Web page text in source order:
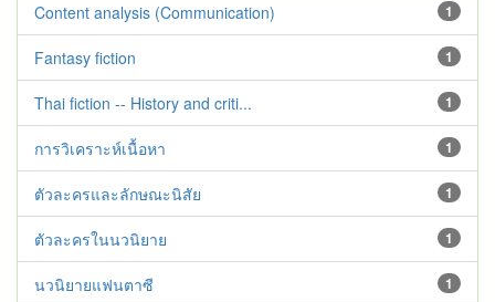
1
Content analysis (Communication)
1
Fantasy fiction
1
Thai fiction -- History and criti...
1
การวิเคราะห์เนื้อหา
1
ตัวละครและลักษณะนิสัย
1
ตัวละครในนวนิยาย
1
นวนิยายแฟนตาซี